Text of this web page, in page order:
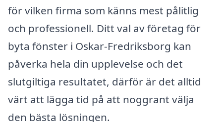
för vilken firma som känns mest pålitlig
och professionell. Ditt val av företag för
byta fönster i Oskar-Fredriksborg kan
påverka hela din upplevelse och det
slutgiltiga resultatet, därför är det alltid
värt att lägga tid på att noggrant välja
den bästa lösningen.